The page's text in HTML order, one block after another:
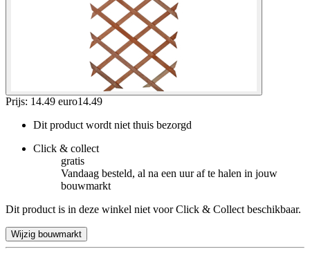
Prijs: 14.49 euro14.49
Dit product wordt niet thuis bezorgd
Click & collect
gratis
Vandaag besteld, al na een uur af te halen in jouw
bouwmarkt
Dit product is in deze winkel niet voor Click & Collect beschikbaar.
Wijzig bouwmarkt